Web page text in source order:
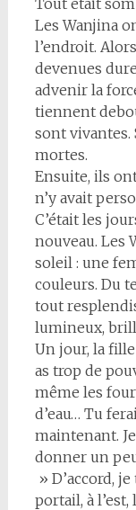
Tout était
Les Wanjina
l’endroit.
devenues
advenir la
tiennent
sont vivantes.
mortes.
Ensuite, ils
n’y avait
C’était les
nouveau. Les
soleil : une
couleurs. Du
tout
lumineux,
Un jour, la
as trop de
même les
d’eau… Tu
maintenant.
donner un
» D’accord,
portail, à